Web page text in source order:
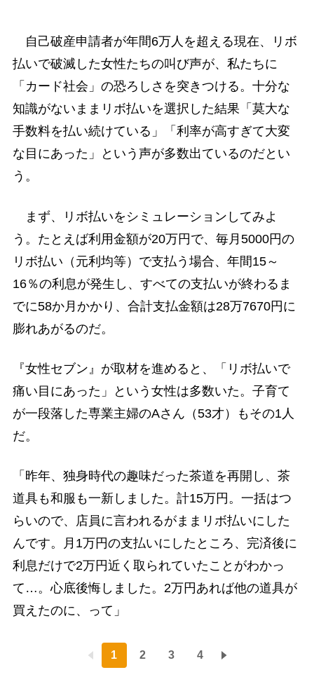
自己破産申請者が年間6万人を超える現在、リボ
払いで破滅した女性たちの叫び声が、私たちに
「カード社会」の恐ろしさを突きつける。十分な
知識がないままリボ払いを選択した結果「莫大な
手数料を払い続けている」「利率が高すぎて大変
な目にあった」という声が多数出ているのだとい
う。
まず、リボ払いをシミュレーションしてみよ
う。たとえば利用金額が20万円で、毎月5000円の
リボ払い（元利均等）で支払う場合、年間15～
16％の利息が発生し、すべての支払いが終わるま
でに58か月かかり、合計支払金額は28万7670円に
膨れあがるのだ。
『女性セブン』が取材を進めると、「リボ払いで
痛い目にあった」という女性は多数いた。子育て
が一段落した専業主婦のAさん（53才）もその1人
だ。
「昨年、独身時代の趣味だった茶道を再開し、茶
道具も和服も一新しました。計15万円。一括はつ
らいので、店員に言われるがままリボ払いにした
んです。月1万円の支払いにしたところ、完済後に
利息だけで2万円近く取られていたことがわかっ
て…。心底後悔しました。2万円あれば他の道具が
買えたのに、って」
1 2 3 4